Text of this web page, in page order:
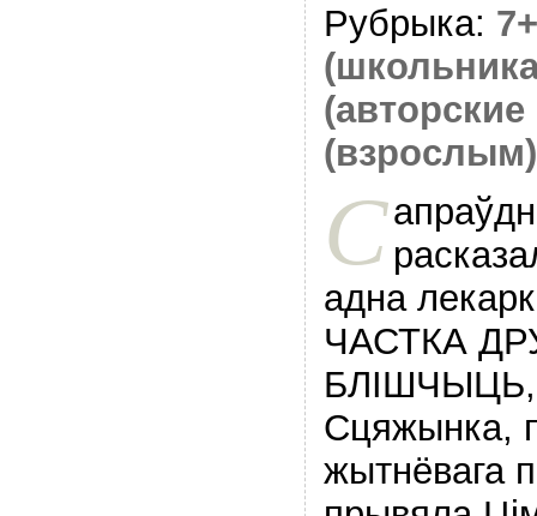
Рубрыка:
(авторские
(взрослым)
С
адна
ЧАСТКА
Сцяжынка,
жытнёвага